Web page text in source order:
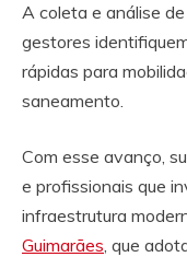
A coleta e análise
gestores
rápidas para
saneamento.
Com esse avanço,
e profissionais que
infraestrutura
Guimarães, que